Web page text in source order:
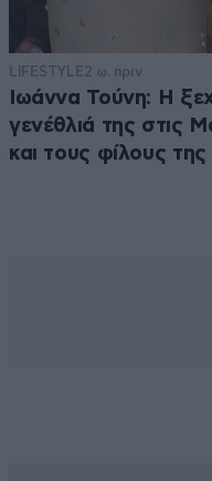
LIFESTYLE2 ω. πριν
Ιωάννα Τούνη: Η
γενέθλιά της στις
και τους φίλους της